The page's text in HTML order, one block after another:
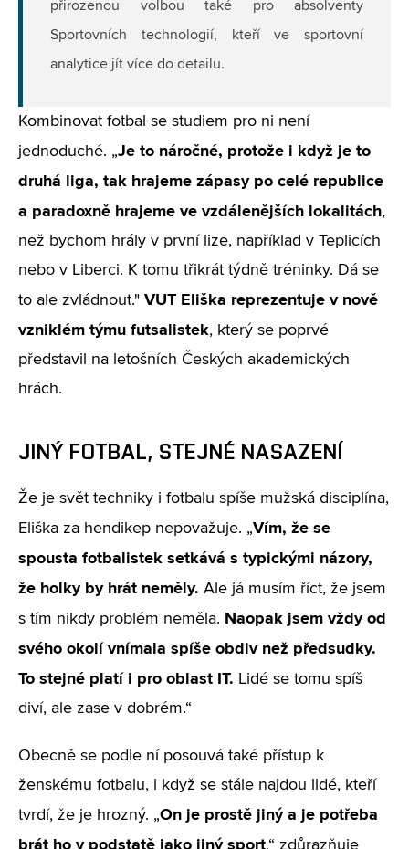
přirozenou volbou také pro absolventy
Sportovních technologií, kteří ve sportovní
analytice jít více do detailu.
Kombinovat fotbal se studiem pro ni není
jednoduché. „Je to náročné, protože i když je to
druhá liga, tak hrajeme zápasy po celé republice
a paradoxně hrajeme ve vzdálenějších lokalitách,
než bychom hrály v první lize, například v Teplicích
nebo v Liberci. K tomu třikrát týdně tréninky. Dá se
to ale zvládnout." VUT Eliška reprezentuje v nově
vzniklém týmu futsalistek, který se poprvé
představil na letošních Českých akademických
hrách.
JINÝ FOTBAL, STEJNÉ NASAZENÍ
Že je svět techniky i fotbalu spíše mužská disciplína,
Eliška za hendikep nepovažuje. „Vím, že se
spousta fotbalistek setkává s typickými názory,
že holky by hrát neměly. Ale já musím říct, že jsem
s tím nikdy problém neměla. Naopak jsem vždy od
svého okolí vnímala spíše obdiv než předsudky.
To stejné platí i pro oblast IT. Lidé se tomu spíš
diví, ale zase v dobrém.“
Obecně se podle ní posouvá také přístup k
ženskému fotbalu, i když se stále najdou lidé, kteří
tvrdí, že je hrozný. „On je prostě jiný a je potřeba
brát ho v podstatě jako jiný sport,“ zdůrazňuje